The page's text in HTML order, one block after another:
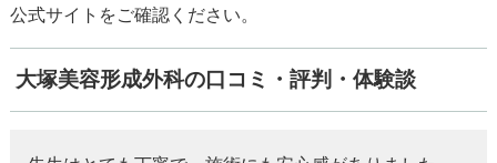
公式サイトをご確認ください。
大塚美容形成外科の口コミ・評判・体験談